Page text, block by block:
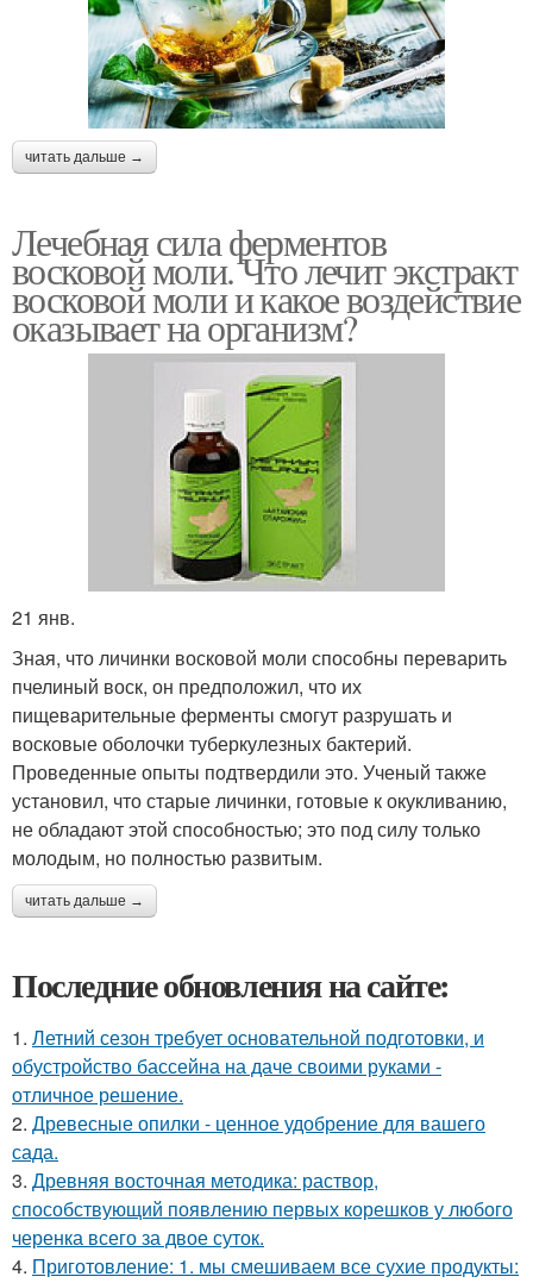
читать дальше →
Лечебная сила ферментов
восковой моли. Что лечит экстракт
восковой моли и какое воздействие
оказывает на организм?
21 янв.
Зная, что личинки восковой моли способны переварить
пчелиный воск, он предположил, что их
пищеварительные ферменты смогут разрушать и
восковые оболочки туберкулезных бактерий.
Проведенные опыты подтвердили это. Ученый также
установил, что старые личинки, готовые к окукливанию,
не обладают этой способностью; это под силу только
молодым, но полностью развитым.
читать дальше →
Последние обновления на сайте:
1. Летний сезон требует основательной подготовки, и
обустройство бассейна на даче своими руками -
отличное решение.
2. Древесные опилки - ценное удобрение для вашего
сада.
3. Древняя восточная методика: раствор,
способствующий появлению первых корешков у любого
черенка всего за двое суток.
4. Приготовление: 1. мы смешиваем все сухие продукты: